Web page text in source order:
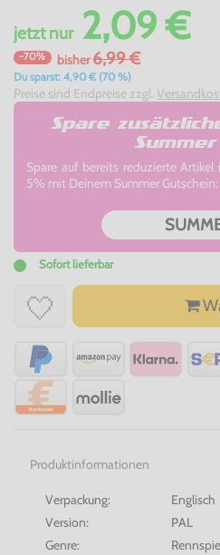
jetztnur2,09 €
-70% bisher6,99 €
Du sparst: 4,90 € (70 %)
Preise sind Endpreise zzgl.
Spare
Spare auf bereits reduzierte
5% mit Deinem Summer Gutschein:
Sofort lieferbar
Produktinformationen
Verpackung:
Englisch
Version:
PAL
Genre: